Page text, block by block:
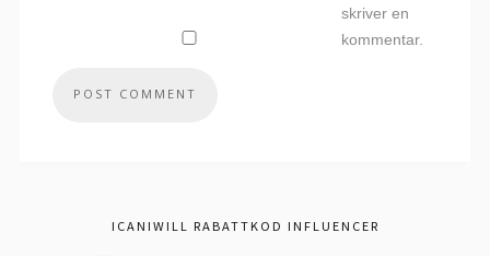
skriver en
kommentar.
ICANIWILL RABATTKOD INFLUENCER